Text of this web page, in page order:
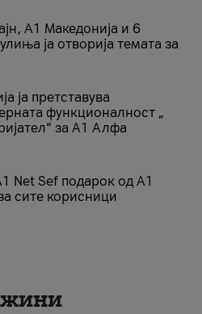
A1 Македонија и 6
ја отворија темата за
ја претставува
функционалност „
за А1 Алфа
Net Sеf подарок од А1
сите корисници